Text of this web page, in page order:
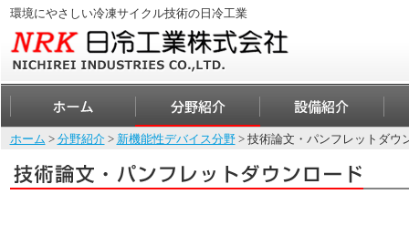
環境にやさしい冷凍サイクル技術の日冷工業
ホーム > 分野紹介> 新機能性デバイス分野> 技術論文・パンフレットダウ